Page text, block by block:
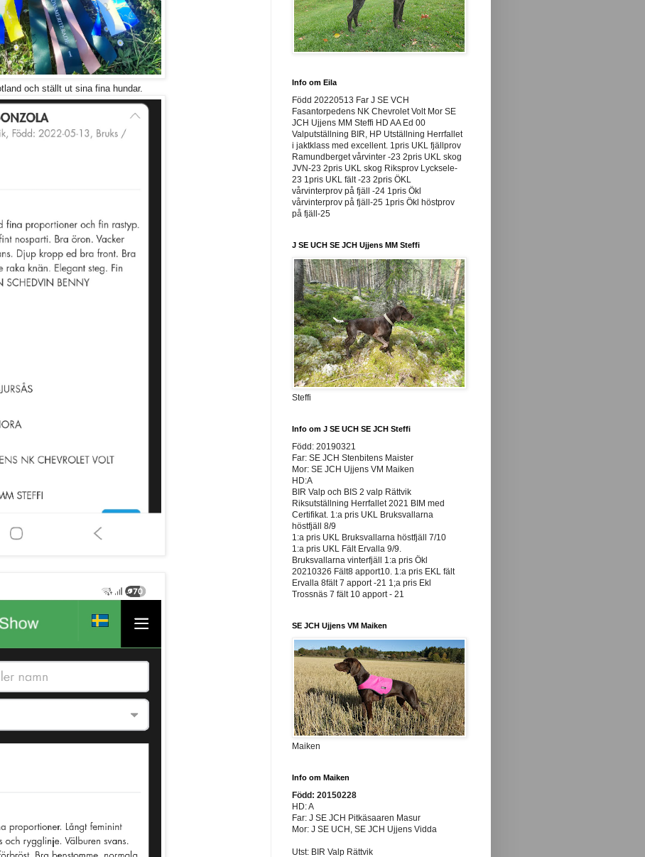
och ställt ut sina fina hundar.
Info om Eila
Född 20220513 Far J SE VCH
Fasantorpedens NK Chevrolet Volt Mor SE
JCH Ujjens MM Steffi HD AA Ed 00
Valputställning BIR, HP Utställning Herrfallet
i jaktklass med excellent. 1pris UKL fjällprov
Ramundberget vårvinter -23 2pris UKL skog
JVN-23 2pris UKL skog Riksprov Lycksele-
23 1pris UKL fält -23 2pris ÖKL
vårvinterprov på fjäll -24 1pris Ökl
vårvinterprov på fjäll-25 1pris Ökl höstprov
på fjäll-25
J SE UCH SE JCH Ujjens MM Steffi
Steffi
Info om J SE UCH SE JCH Steffi
Född: 20190321
Far: SE JCH Stenbitens Maister
Mor: SE JCH Ujjens VM Maiken
HD:A
BIR Valp och BIS 2 valp Rättvik
Riksutställning Herrfallet 2021 BIM med
Certifikat. 1:a pris UKL Bruksvallarna
höstfjäll 8/9
1:a pris UKL Bruksvallarna höstfjäll 7/10
1:a pris UKL Fält Ervalla 9/9.
Bruksvallarna vinterfjäll 1:a pris Ökl
20210326 Fält8 apport10. 1:a pris EKL fält
Ervalla 8fält 7 apport -21 1;a pris Ekl
Trossnäs 7 fält 10 apport - 21
SE JCH Ujjens VM Maiken
Maiken
Info om Maiken
Född: 20150228
HD: A
Far: J SE JCH Pitkäsaaren Masur
Mor: J SE UCH, SE JCH Ujjens Vidda
Utst: BIR Valp Rättvik